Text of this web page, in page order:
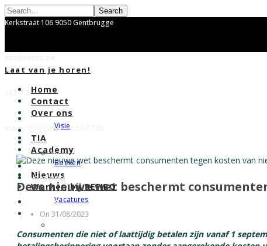
Search
Kerkstraat 106 9050 Gentbrugge
+32 9 223 31 54
ma-vr: 9:00-13:00, 13:30-17:00
Laat van je horen!
Home
Contact
Over ons
Visie
TIA
Academy
Boeken
Nieuws
Werken bij REFIBO
Vacatures
Home
Contact
Over ons
Visie
TIA
Academy
Boeken
Nieuws
Werken bij REFIBO
Deze nieuwe wet beschermt
On 31/08/2023
Consumenten die niet of laattijdig betalen zijn vanaf 1